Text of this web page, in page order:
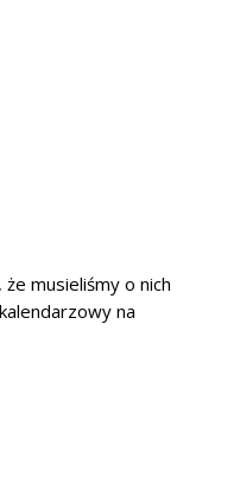
musieliśmy o nich
na